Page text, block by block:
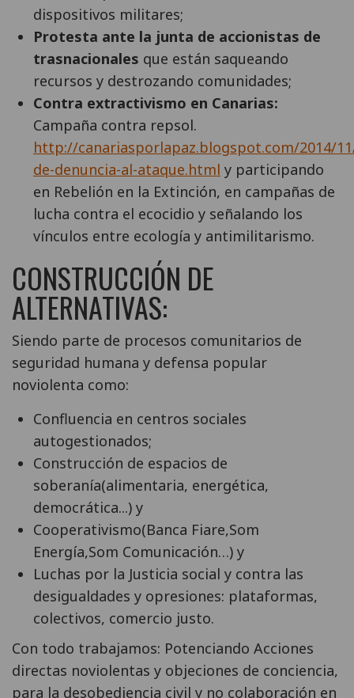
dispositivos militares;
Protesta ante la junta de accionistas de
trasnacionales que están saqueando
recursos y destrozando comunidades;
Contra extractivismo en Canarias:
Campaña contra repsol.
http://canariasporlapaz.blogspot.com/2014/
de-denuncia-al-ataque.html y participando
en Rebelión en la Extinción, en campañas de
lucha contra el ecocidio y señalando los
vínculos entre ecología y antimilitarismo.
CONSTRUCCIÓN DE
ALTERNATIVAS:
Siendo parte de procesos comunitarios de
seguridad humana y defensa popular
noviolenta como:
Confluencia en centros sociales
autogestionados;
Construcción de espacios de
soberanía(alimentaria, energética,
democrática...) y
Cooperativismo(Banca Fiare,Som
Energía,Som Comunicación…) y
Luchas por la Justicia social y contra las
desigualdades y opresiones: plataformas,
colectivos, comercio justo.
Con todo trabajamos: Potenciando Acciones
directas noviolentas y objeciones de conciencia,
para la desobediencia civil y no colaboración en